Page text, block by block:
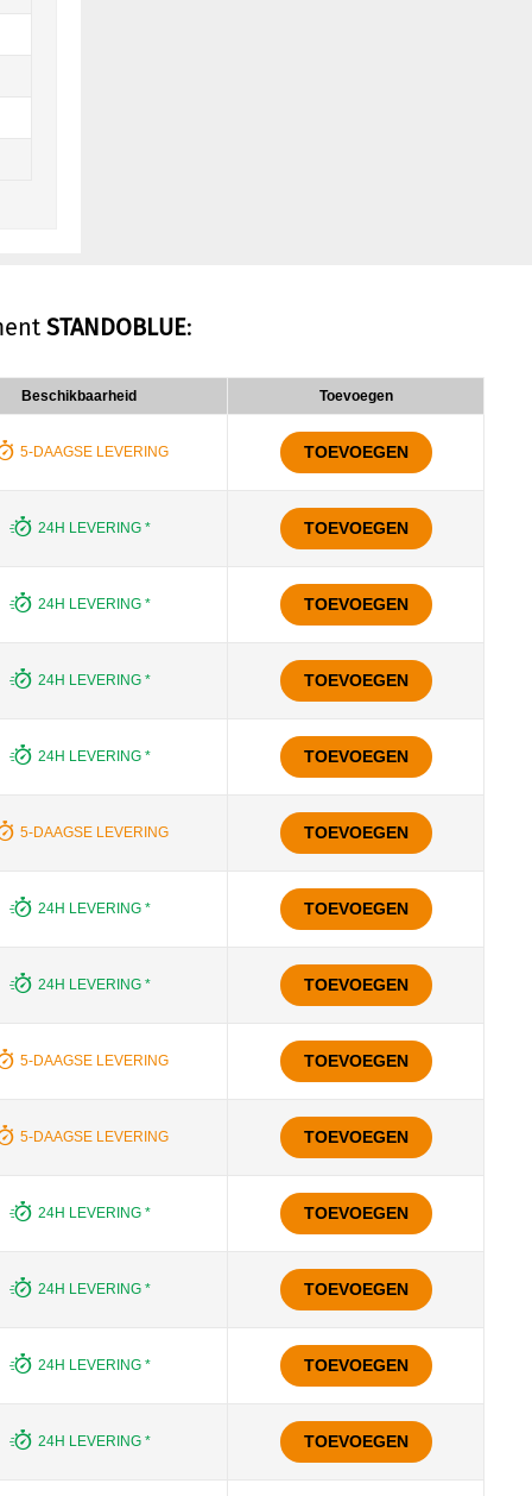
STANDOBLUE:
Beschikbaarheid Toevoegen
5-DAAGSE LEVERING TOEVOEGEN
24H LEVERING * TOEVOEGEN
24H LEVERING * TOEVOEGEN
24H LEVERING * TOEVOEGEN
24H LEVERING * TOEVOEGEN
5-DAAGSE LEVERING TOEVOEGEN
24H LEVERING * TOEVOEGEN
24H LEVERING * TOEVOEGEN
5-DAAGSE LEVERING TOEVOEGEN
5-DAAGSE LEVERING TOEVOEGEN
24H LEVERING * TOEVOEGEN
24H LEVERING * TOEVOEGEN
24H LEVERING * TOEVOEGEN
24H LEVERING * TOEVOEGEN